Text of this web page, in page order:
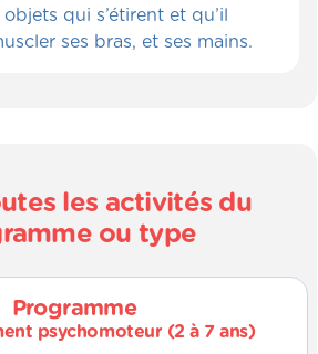
qui s’étirent et qu’il
ses bras, et ses mains.
les activités du
ou type
Programme
psychomoteur (2 à 7 ans)